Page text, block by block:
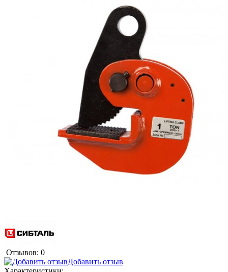
Отзывов: 0
Добавить отзыв